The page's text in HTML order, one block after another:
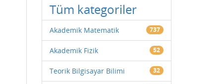
Tüm kategoriler
Akademik Matematik 737
Akademik Fizik 52
Teorik Bilgisayar Bilimi 32